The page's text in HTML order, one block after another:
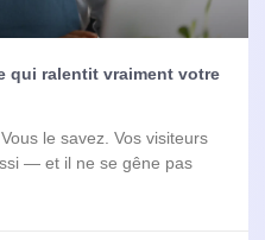
qui ralentit vraiment votre
le savez. Vos visiteurs
— et il ne se gêne pas